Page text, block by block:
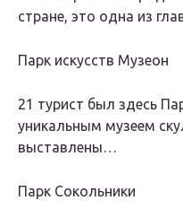
стране, это одна из
Парк искусств Музеон
21 турист был здесь
уникальным музеем
выставлены…
Парк Сокольники